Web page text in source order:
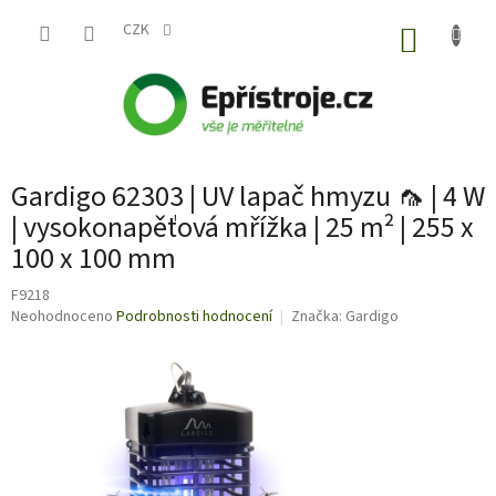
CZK
Gardigo 62303 | UV lapač hmyzu 🦟 | 4 W
| vysokonapěťová mřížka | 25 m² | 255 x
100 x 100 mm
F9218
Průměrné
Neohodnoceno Podrobnosti hodnocení Značka: Gardigo